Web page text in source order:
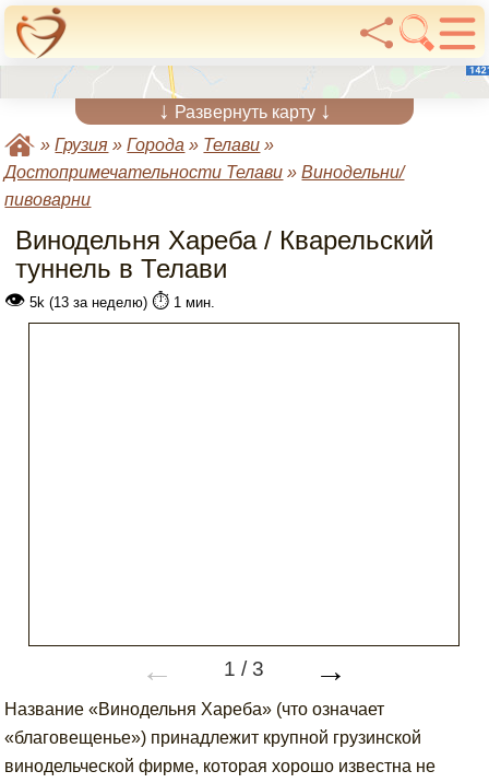
↓ Развернуть карту ↓
»Грузия »Города » Телави »
Достопримечательности Телави »Винодельни/
пивоварни
Винодельня Хареба / Кварельский
туннель в Телави
👁 5k (13 за неделю) ⏱️ 1 мин.
← 1 /3 →
Название «Винодельня Хареба» (что означает
«благовещенье») принадлежит крупной грузинской
винодельческой фирме, которая хорошо известна не